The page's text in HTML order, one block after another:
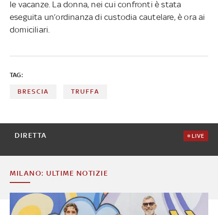
le vacanze. La donna, nei cui confronti è stata
eseguita un’ordinanza di custodia cautelare, è ora ai
domiciliari.
TAG:
BRESCIA TRUFFA
DIRETTA LIVE
MILANO: ULTIME NOTIZIE